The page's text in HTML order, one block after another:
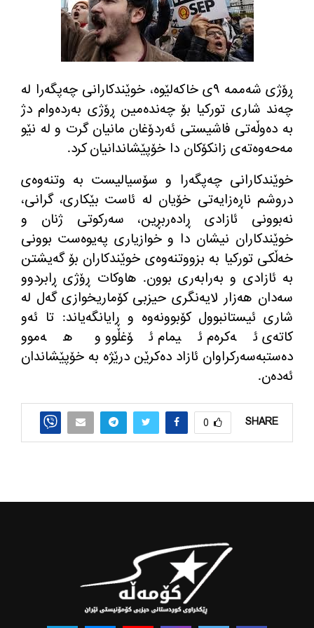
ڕۆژی شه‌ممه‌ ٩ی خاكه‌لێوه‌، خوێندكارانی چه‌پگه‌را له‌
چه‌ند شاری توركیا بۆ چه‌نده‌مین ڕۆژی به‌رده‌وام دژ
به‌ ده‌وڵه‌تی فاشیستی ئه‌ردۆغان مانیان گرت و له‌ نێو
مه‌حه‌وه‌ته‌ی زانكۆكان دا خۆپێشاندانیان كرد.
خوێندكارانی چه‌پگه‌را و سۆسیالیست به‌ وتنه‌وه‌ی
دروشم ناڕه‌زایه‌تی خۆیان له‌ ئاست بێكاری، گرانی،
نه‌بوونی ئازادی ڕاده‌ربڕین، سه‌ركوتی ژنان و
خوێندكاران نیشان دا و خوازیاری په‌یوه‌ست بوونی
خه‌ڵكی توركیا به‌ بزووتنه‌وه‌ی خوێندكاران بۆ گه‌یشتن
به‌ ئازادی و به‌رابه‌ری بوون. هاوكات ڕۆژی ڕابردوو
سه‌دان هه‌زار لایه‌نگری حیزبی كۆماریخوازی گه‌ل له‌
شاری ئیستانبوول كۆبوونه‌وه‌ و ڕایانگه‌یاند: تا ئه‌و
كاته‌ی ئه‌كره‌م ئیمام ئۆغڵوو و هه‌موو
ده‌ستبه‌سه‌ركراوان ئازاد ده‌كرێن درێژه‌ به‌ خۆپێشاندان
ئه‌ده‌ن.
SHARE
0